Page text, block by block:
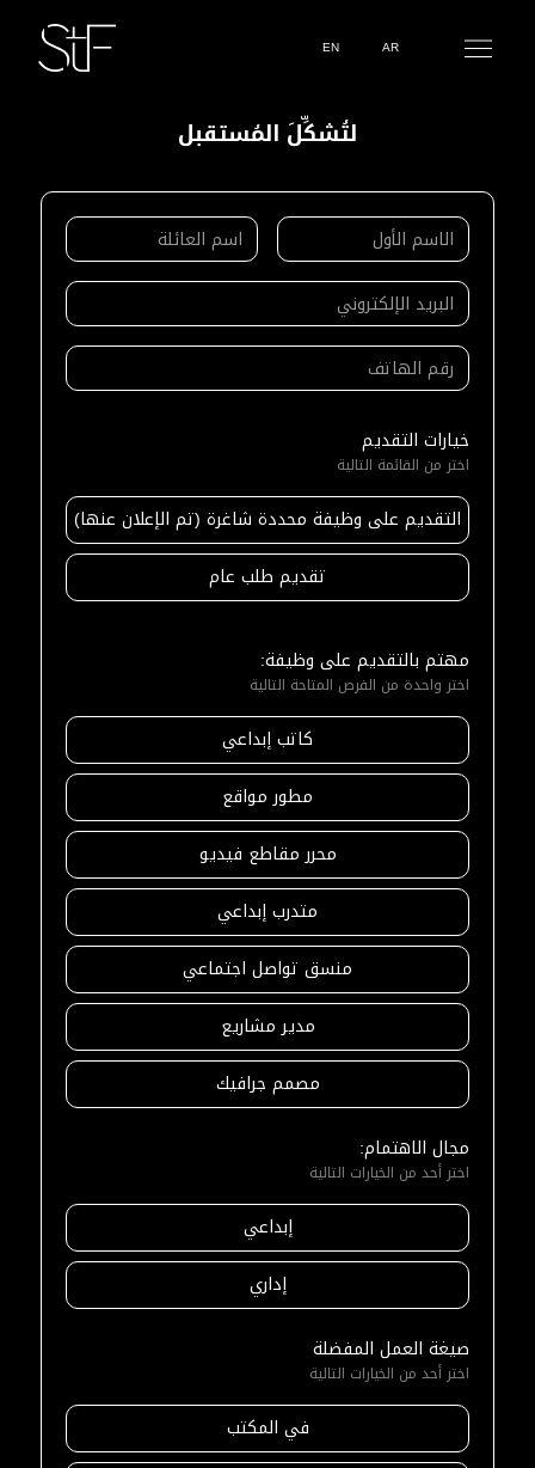
EN AR
لتُشكِّلَ المُستقبل
خيارات التقديم
اختر من القائمة التالية
التقديم على وظيفة محددة شاغرة (تم الإعلان عنها)
تقديم طلب عام
مهتم بالتقديم على وظيفة:
اختر واحدة من الفرص المتاحة التالية
كاتب إبداعي
مطور مواقع
محرر مقاطع فيديو
متدرب إبداعي
منسق تواصل اجتماعي
مدير مشاريع
مصمم جرافيك
مجال الاهتمام:
اختر أحد من الخيارات التالية
إبداعي
إداري
صيغة العمل المفضلة
اختر أحد من الخيارات التالية
في المكتب